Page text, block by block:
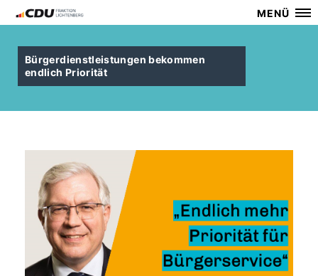
MENÜ
Bürgerdienstleistungen bekommen
endlich Priorität